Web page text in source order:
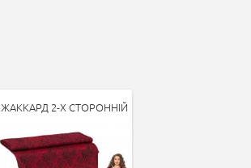
ЖАККАРД 2-Х СТОРОННІЙ